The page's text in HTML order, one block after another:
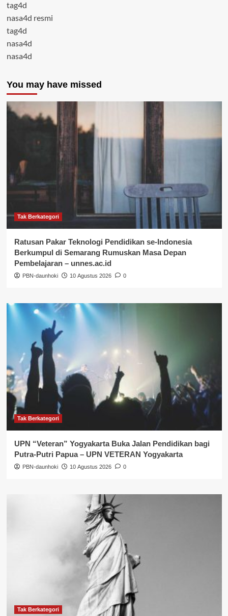
tag4d
nasa4d resmi
tag4d
nasa4d
nasa4d
You may have missed
Tak Berkategori
Ratusan Pakar Teknologi Pendidikan se-Indonesia
Berkumpul di Semarang Rumuskan Masa Depan
Pembelajaran – unnes.ac.id
PBN-daunhoki 10 Agustus 2026 0
Tak Berkategori
UPN “Veteran” Yogyakarta Buka Jalan Pendidikan bagi
Putra-Putri Papua – UPN VETERAN Yogyakarta
PBN-daunhoki 10 Agustus 2026 0
Tak Berkategori